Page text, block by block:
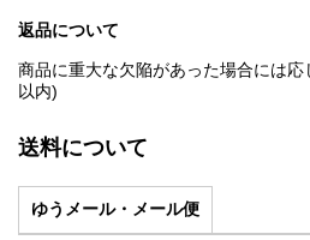
返品について
商品に重大な欠陥があった場合には
以内)
送料について
ゆうメール・メール便